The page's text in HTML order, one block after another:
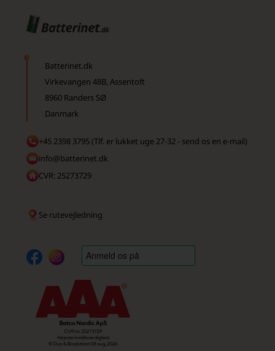
Batterinet.dk
Virkevangen 48B, Assentoft
8960 Randers SØ
Danmark
+45 2398 3795 (Tlf. er lukket uge 27-32 - send os en e-mail)
info@batterinet.dk
CVR: 25273729
Se rutevejledning